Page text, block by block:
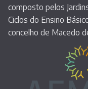
composto pelos
Ciclos do Ensino
concelho de Macedo